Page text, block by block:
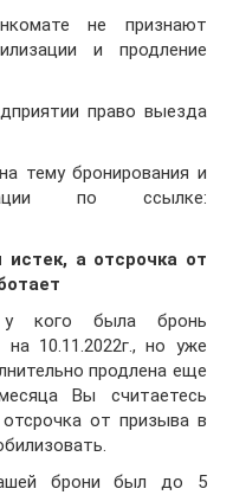
не признают
и продление
право выезда
тему бронирования и
по ссылке:
истек, а отсрочка от
у кого была бронь
10.11.2022г., но уже
продлена еще
Вы считаетесь
от призыва в
брони был до 5